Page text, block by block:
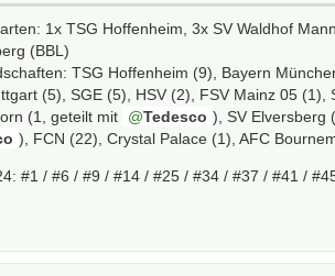
1x TSG Hoffenheim, 3x SV Waldhof
(BBL)
TSG Hoffenheim (9), Bayern
(5), SGE (5), HSV (2), FSV Mainz 05 (1),
(1, geteilt mit
Tedesco ), SV Elversberg
), FCN (22), Crystal Palace (1), AFC
#1 / #6 / #9 / #14 / #25 / #34 / #37 / #41 /